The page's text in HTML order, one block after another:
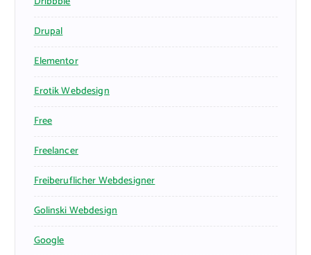
Drupal
Elementor
Erotik Webdesign
Free
Freelancer
Freiberuflicher Webdesigner
Golinski Webdesign
Google